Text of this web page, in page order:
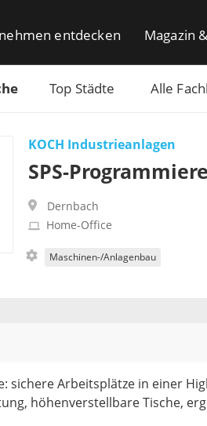
Top Städte Alle
entdecken Magazin
KOCH Industrieanlagen
SPS-
Dernbach
Home-Office
Maschinen-/Anlagenbau
sichere Arbeitsplätze in einer
höhenverstellbare Tische,